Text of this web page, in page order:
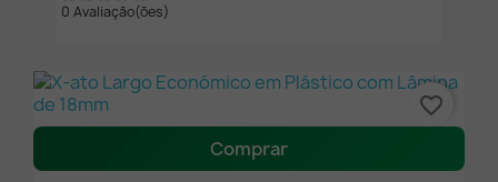
0 Avaliação(ões)
Comprar
favorite_border